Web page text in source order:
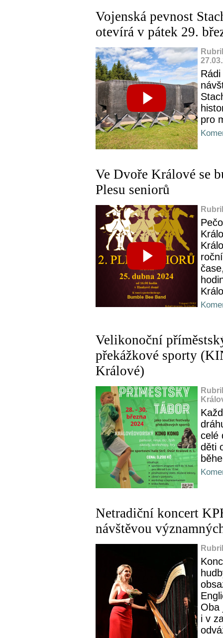
Vojenská pevnost
otevírá v pátek 29.
pro
Ve Dvoře Králové se
Plesu seniorů
Velikonoční
překážkové sporty
Králové)
celé
děti
Netradiční koncert
návštěvou
Oba
i v